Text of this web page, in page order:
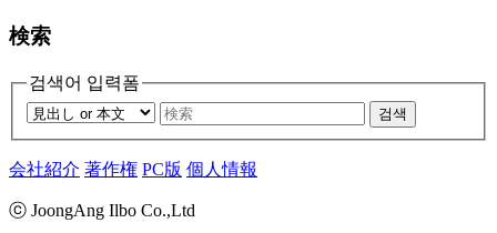
検索
검색어 입력폼
검색
会社紹介 著作権 PC版 個人情報
ⓒ JoongAng Ilbo Co.,Ltd